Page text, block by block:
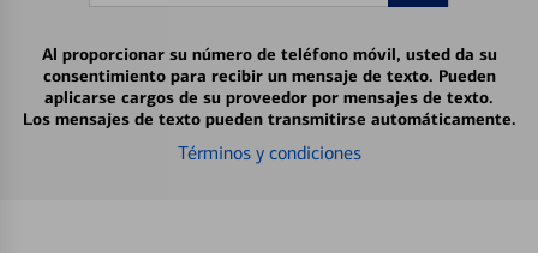
Al proporcionar su número de teléfono móvil, usted da su
consentimiento para recibir un mensaje de texto. Pueden
aplicarse cargos de su proveedor por mensajes de texto.
Los mensajes de texto pueden transmitirse automáticamente.
Términos y condiciones